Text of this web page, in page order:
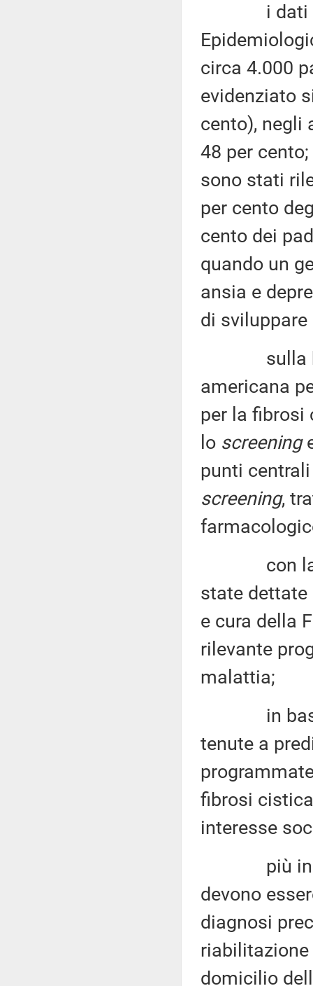
i dati
circa 4.000
evidenziato
cento), negli
48 per
sono stati
per cento
cento dei
quando un
ansia e
di
sulla
americana
per la fibrosi
lo screening
punti
screening,
con la
state dettate
e cura della
rilevante
malattia;
in base
tenute a
fibrosi
interesse
più in
devono
diagnosi
domicilio